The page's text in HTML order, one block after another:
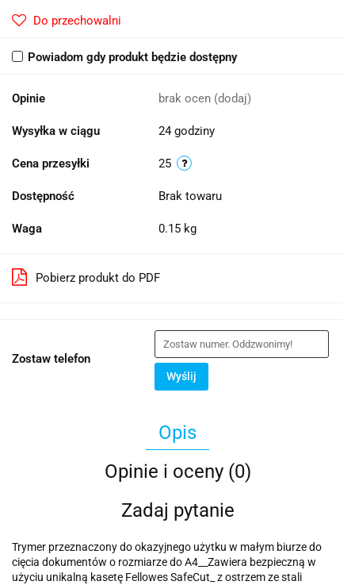
Do przechowalni
Powiadom gdy produkt będzie dostępny
Opinie brak ocen (dodaj)
Wysyłka w ciągu 24 godziny
Cena przesyłki 25
Dostępność Brak towaru
Waga 0.15 kg
Pobierz produkt do PDF
Zostaw telefon
Wyślij
Opis
Opinie i oceny (0)
Zadaj pytanie
Trymer przeznaczony do okazyjnego użytku w małym biurze do
cięcia dokumentów o rozmiarze do A4__Zawiera bezpieczną w
użyciu unikalną kasetę Fellowes SafeCut_ z ostrzem ze stali